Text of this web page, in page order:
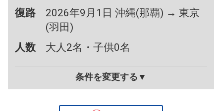
復路
2026年9月1日 沖縄(那覇) → 東京
(羽田)
人数
大人2名・子供0名
条件を変更する▼